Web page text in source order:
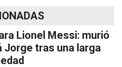
Lionel Messi: murió
Jorge tras una larga